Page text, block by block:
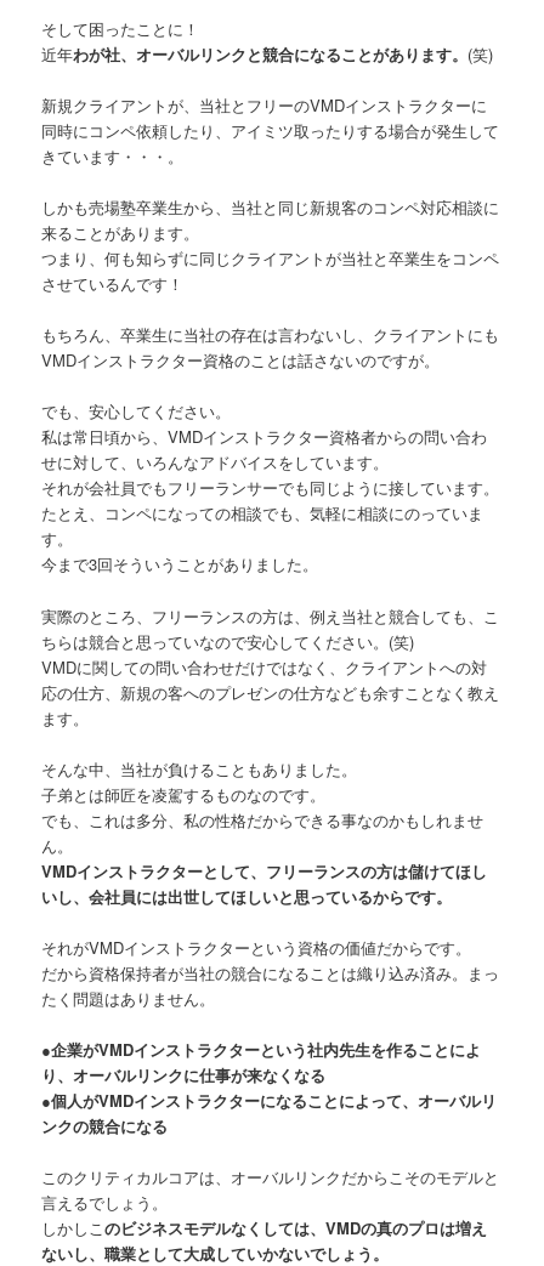
そして困ったことに！
近年わが社、オーバルリンクと競合になることがあります。 (笑)
新規クライアントが、当社とフリーのVMDインストラクターに
同時にコンペ依頼したり、アイミツ取ったりする場合が発生して
きています・・・。
しかも売場塾卒業生から、当社と同じ新規客のコンペ対応相談に
来ることがあります。
つまり、何も知らずに同じクライアントが当社と卒業生をコンペ
させているんです！
もちろん、卒業生に当社の存在は言わないし、クライアントにも
VMDインストラクター資格のことは話さないのですが。
でも、安心してください。
私は常日頃から、VMDインストラクター資格者からの問い合わ
せに対して、いろんなアドバイスをしています。
それが会社員でもフリーランサーでも同じように接しています。
たとえ、コンペになっての相談でも、気軽に相談にのっていま
す。
今まで3回そういうことがありました。
実際のところ、フリーランスの方は、例え当社と競合しても、こ
ちらは競合と思っていなので安心してください。(笑)
VMDに関しての問い合わせだけではなく、クライアントへの対
応の仕方、新規の客へのプレゼンの仕方なども余すことなく教え
ます。
そんな中、当社が負けることもありました。
子弟とは師匠を凌駕するものなのです。
でも、これは多分、私の性格だからできる事なのかもしれませ
ん。
VMDインストラクターとして、フリーランスの方は儲けてほし
いし、会社員には出世してほしいと思っているからです。
それがVMDインストラクターという資格の価値だからです。
だから資格保持者が当社の競合になることは織り込み済み。まっ
たく問題はありません。
●企業がVMDインストラクターという社内先生を作ることによ
り、オーバルリンクに仕事が来なくなる
●個人がVMDインストラクターになることによって、オーバルリ
ンクの競合になる
このクリティカルコアは、オーバルリンクだからこそのモデルと
言えるでしょう。
しかしこのビジネスモデルなくしては、VMDの真のプロは増え
ないし、職業として大成していかないでしょう。